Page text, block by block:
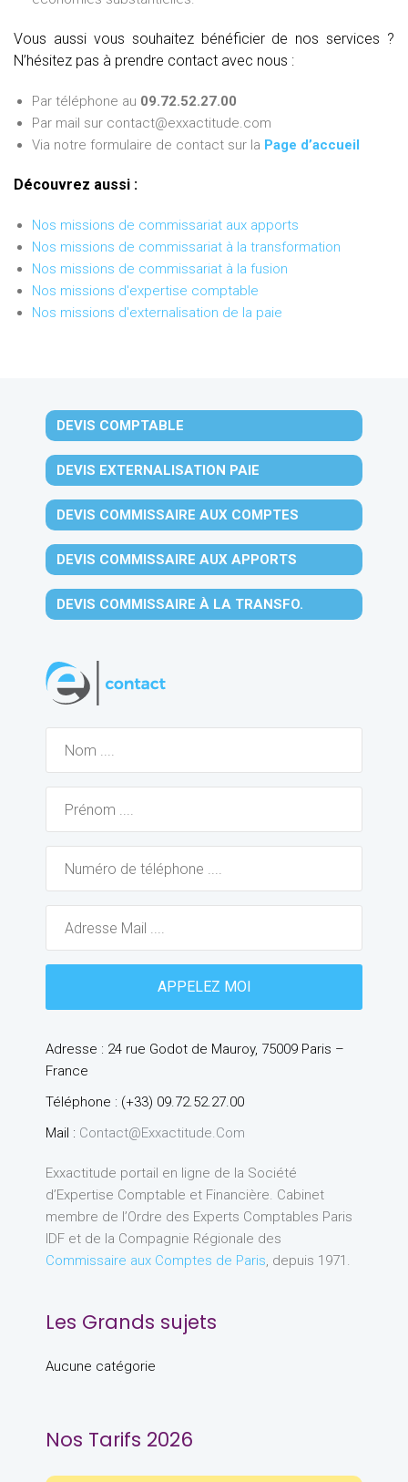
Vous aussi vous souhaitez bénéficier de nos services ?
N’hésitez pas à prendre contact avec nous :
Par téléphone au 09.72.52.27.00
Par mail sur contact@exxactitude.com
Via notre formulaire de contact sur la Page d’accueil
Découvrez aussi :
Nos missions de commissariat aux apports
Nos missions de commissariat à la transformation
Nos missions de commissariat à la fusion
Nos missions d'expertise comptable
Nos missions d'externalisation de la paie
DEVIS COMPTABLE
DEVIS EXTERNALISATION PAIE
DEVIS COMMISSAIRE AUX COMPTES
DEVIS COMMISSAIRE AUX APPORTS
DEVIS COMMISSAIRE À LA TRANSFO.
Adresse : 24 rue Godot de Mauroy, 75009 Paris –
France
Téléphone : (+33) 09.72.52.27.00
Mail : Contact@exxactitude.com
Exxactitude portail en ligne de la Société
d’Expertise Comptable et Financière. Cabinet
membre de l’Ordre des Experts Comptables Paris
IDF et de la Compagnie Régionale des
Commissaire aux Comptes de Paris, depuis 1971.
Les Grands sujets
Aucune catégorie
Nos Tarifs 2026